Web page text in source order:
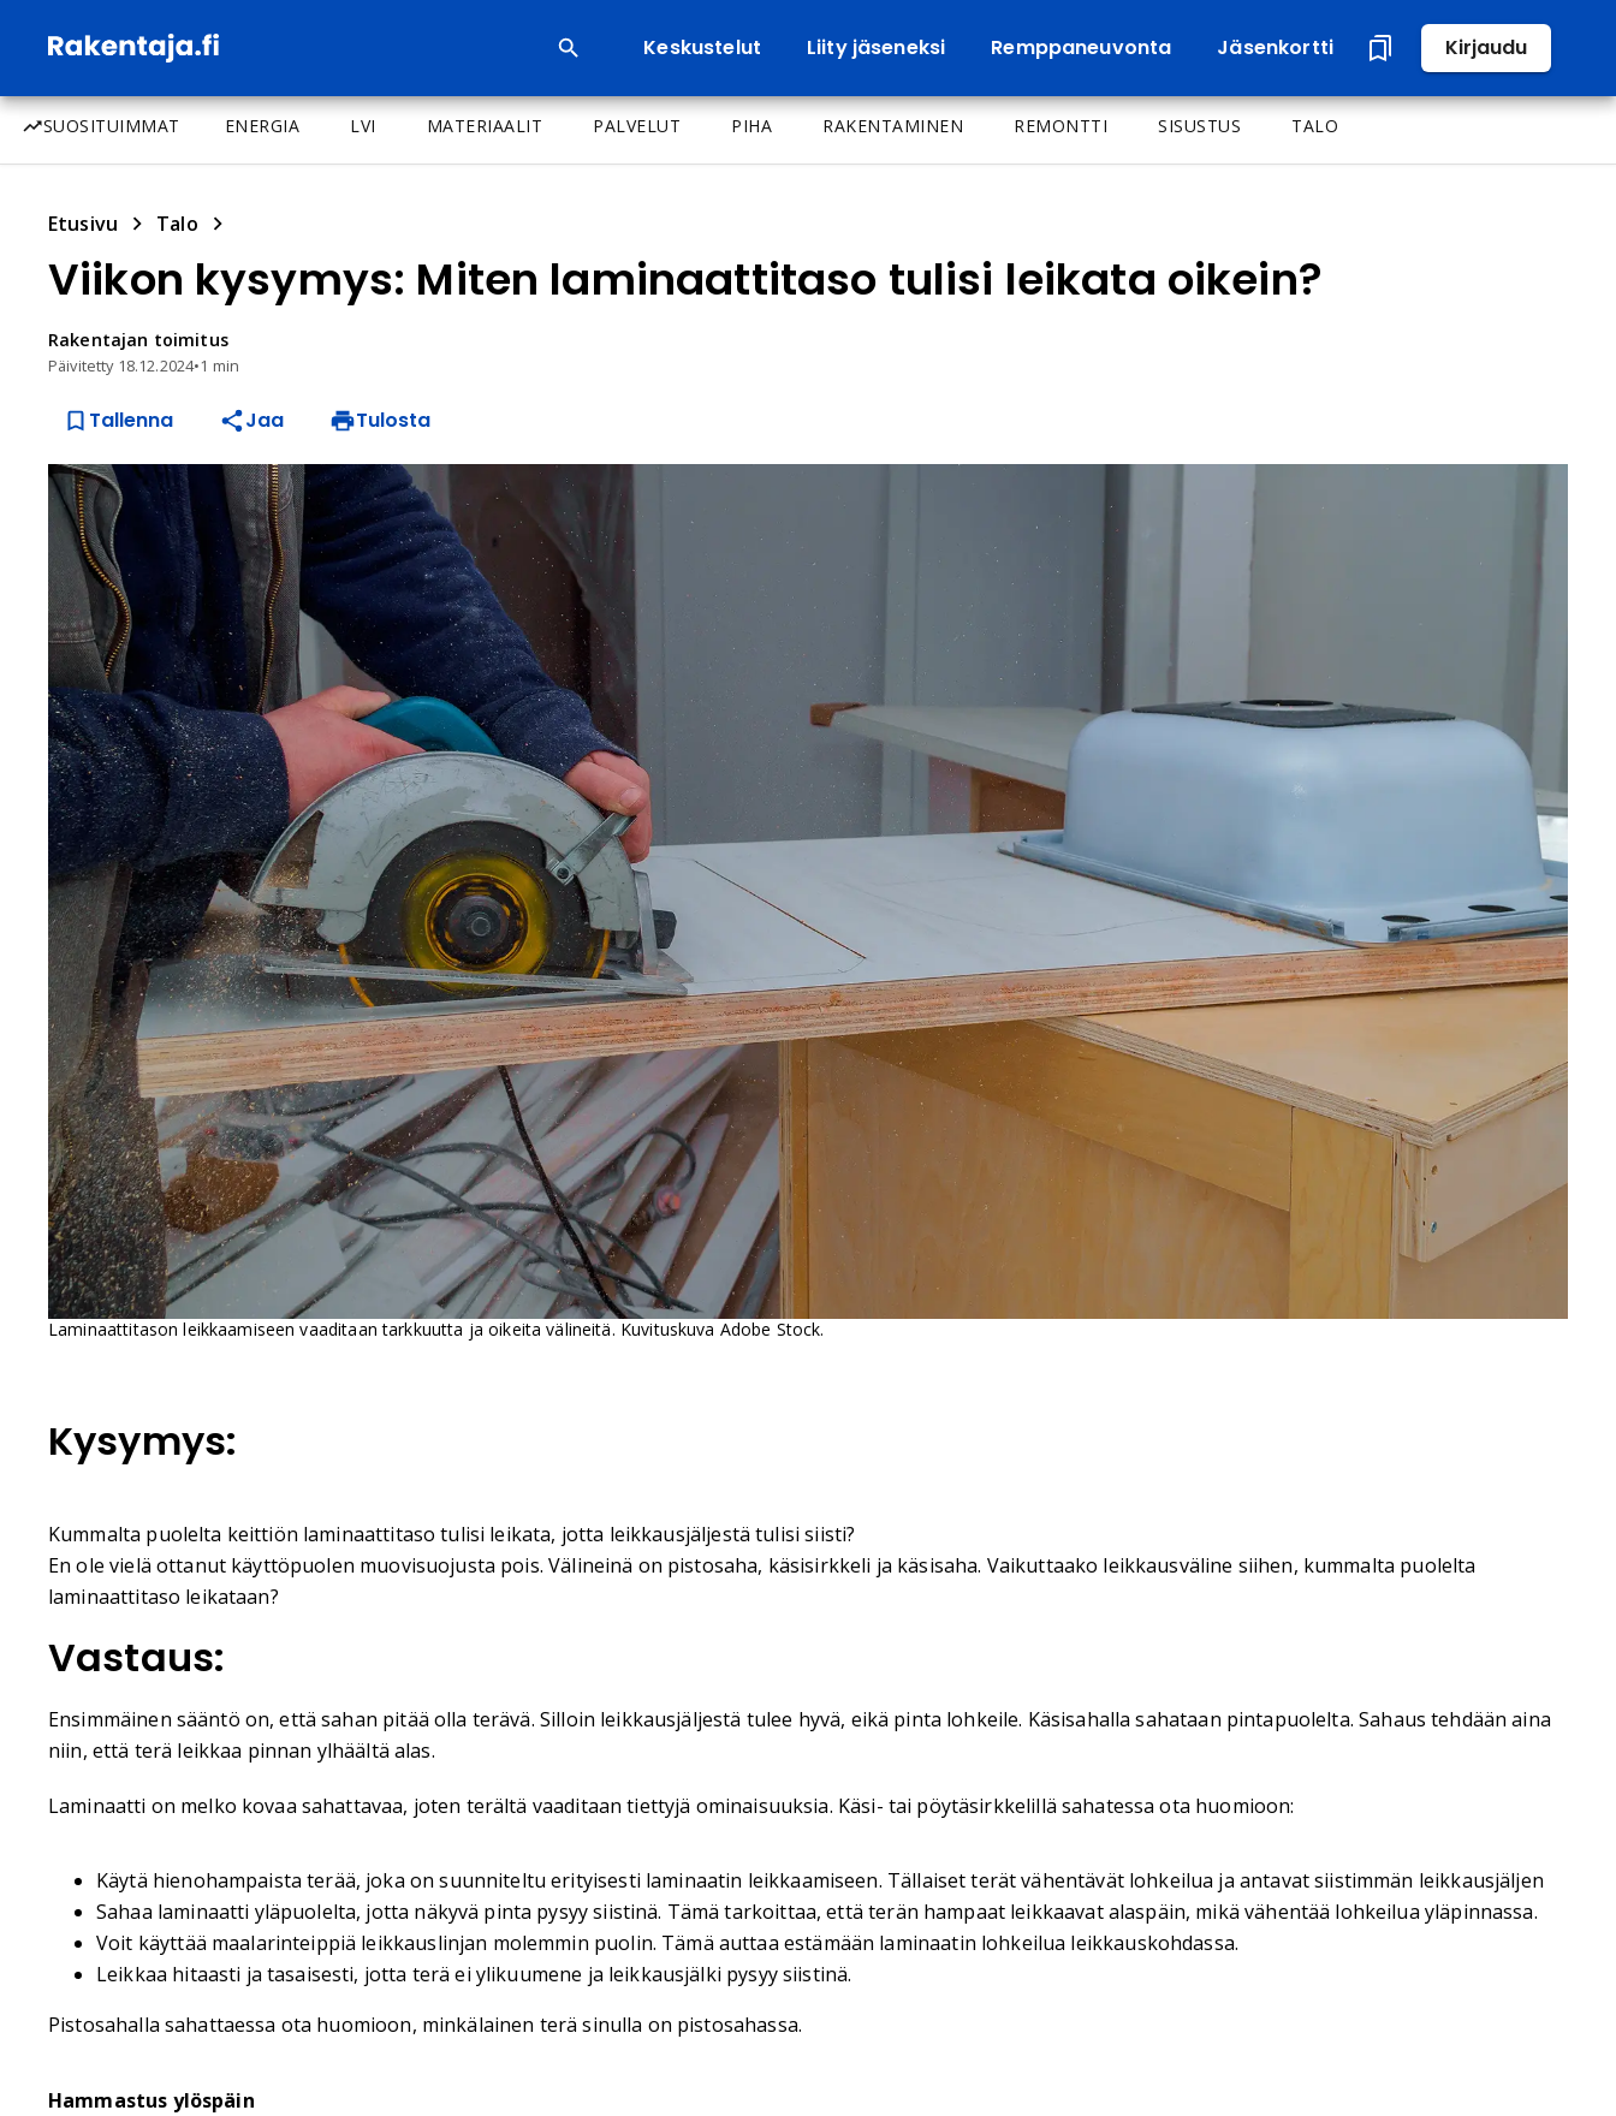
Keskustelut Liity jäseneksi Remppaneuvonta Jäsenkortti Kirjaudu
SUOSITUIMMAT ENERGIA LVI MATERIAALIT PALVELUT PIHA RAKENTAMINEN REMONTTI SISUSTUS TALO
Etusivu Talo
Viikon kysymys: Miten laminaattitaso tulisi leikata oikein?
Rakentajan toimitus
Päivitetty 18.12.2024•1 min
Tallenna Jaa Tulosta
Laminaattitason leikkaamiseen vaaditaan tarkkuutta ja oikeita välineitä. Kuvituskuva Adobe Stock.
Kysymys:
Kummalta puolelta keittiön laminaattitaso tulisi leikata, jotta leikkausjäljestä tulisi siisti?
En ole vielä ottanut käyttöpuolen muovisuojusta pois. Välineinä on pistosaha, käsisirkkeli ja käsisaha. Vaikuttaako leikkausväline siihen, kummalta puolelta
laminaattitaso leikataan?
Vastaus:
Ensimmäinen sääntö on, että sahan pitää olla terävä. Silloin leikkausjäljestä tulee hyvä, eikä pinta lohkeile. Käsisahalla sahataan pintapuolelta. Sahaus tehdään aina
niin, että terä leikkaa pinnan ylhäältä alas.
Laminaatti on melko kovaa sahattavaa, joten terältä vaaditaan tiettyjä ominaisuuksia. Käsi- tai pöytäsirkkelillä sahatessa ota huomioon:
Käytä hienohampaista terää, joka on suunniteltu erityisesti laminaatin leikkaamiseen. Tällaiset terät vähentävät lohkeilua ja antavat siistimmän leikkausjäljen
Sahaa laminaatti yläpuolelta, jotta näkyvä pinta pysyy siistinä. Tämä tarkoittaa, että terän hampaat leikkaavat alaspäin, mikä vähentää lohkeilua yläpinnassa.
Voit käyttää maalarinteippiä leikkauslinjan molemmin puolin. Tämä auttaa estämään laminaatin lohkeilua leikkauskohdassa.
Leikkaa hitaasti ja tasaisesti, jotta terä ei ylikuumene ja leikkausjälki pysyy siistinä.
Pistosahalla sahattaessa ota huomioon, minkälainen terä sinulla on pistosahassa.
Hammastus ylöspäin